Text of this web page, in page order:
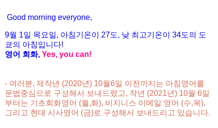
Good morning everyone,
9월 1일 목요일, 아침기온이 27도, 낮 최고기온이
34도의 도
쿄의 아침입니다!
영어 회화, Yes, you can!
- 여러분, 제작년 (2020년) 10월6일 이전까지는 아침영어를
문법중심으로 구성해서 보내드렸고, 작년 (2021년) 10월 6일
부터는 기초회화영어 (월,화), 비지니스 이메일 영어 (수,목),
그리고 현대 시사영어 (금)로 구성해서 보내드리고 있습니다.